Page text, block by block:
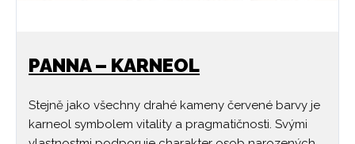
PANNA – KARNEOL
Stejně jako všechny drahé kameny červené barvy je
karneol symbolem vitality a pragmatičnosti. Svými